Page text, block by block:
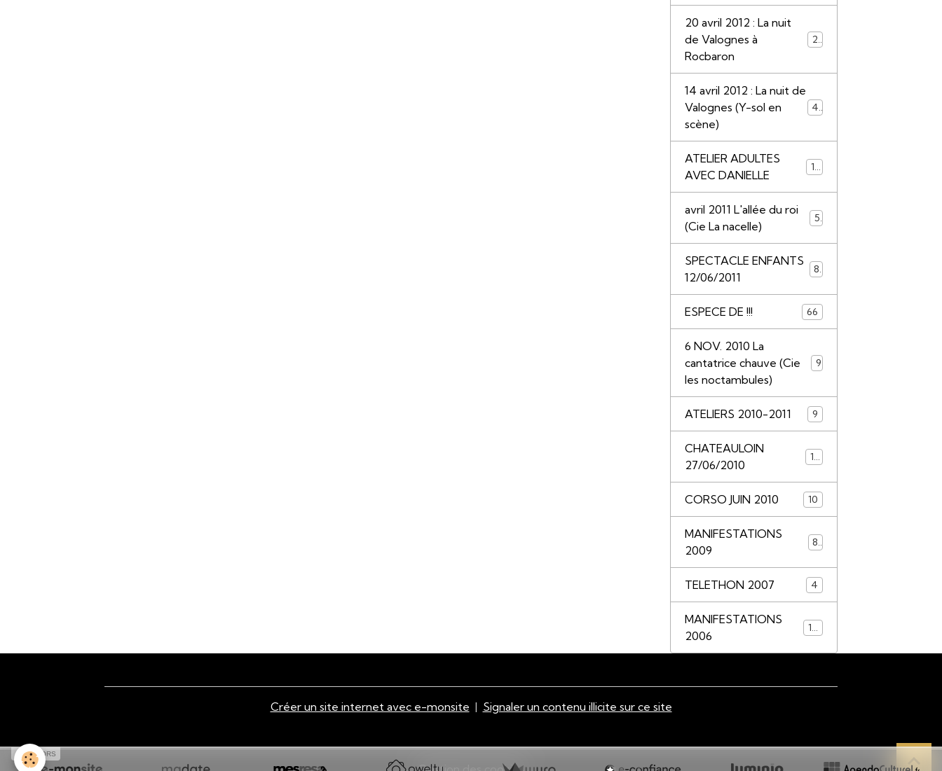
20 avril 2012 : La nuit
de Valognes à
Rocbaron
28
14 avril 2012 : La nuit de
Valognes (Y-sol en
scène)
45
ATELIER ADULTES
AVEC DANIELLE
14
avril 2011 L'allée du roi
(Cie La nacelle)
5
SPECTACLE ENFANTS
12/06/2011
8
ESPECE DE !!! 66
6 NOV. 2010 La
cantatrice chauve (Cie
les noctambules)
ATELIERS 2010-2011 9
CHATEAULOIN
27/06/2010
18
CORSO JUIN 2010 10
MANIFESTATIONS
2009
8
TELETHON 2007 4
MANIFESTATIONS
2006
14
Créer un site internet avec e-monsite Signaler un contenu illicite sur ce site
SPONSORS